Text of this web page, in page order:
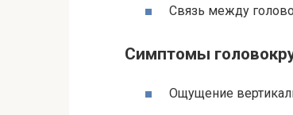
Связь между
Симптомы
Ощущение